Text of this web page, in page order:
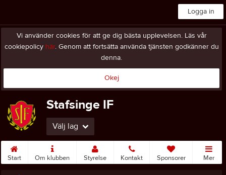
Logga in
Vi använder cookies för att ge dig bästa upplevelsen. Läs vår
cookiepolicy här. Genom att fortsätta använda tjänsten godkänner du
denna.
Okej
Stafsinge IF
Välj lag
Start Om klubben Styrelse Kontakt Sponsorer Mer